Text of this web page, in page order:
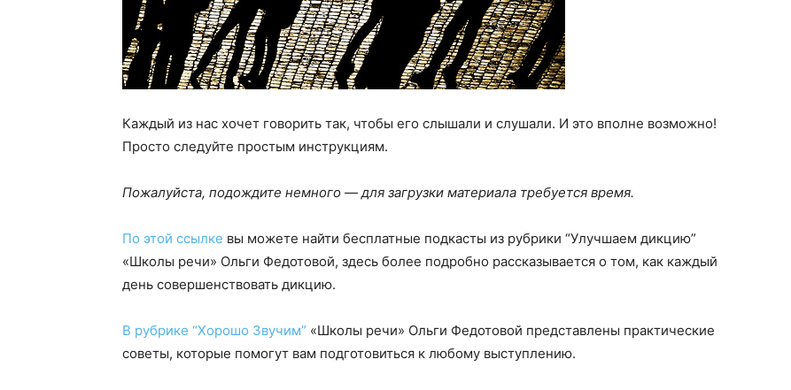
Каждый из нас хочет говорить так, чтобы его слышали и слушали. И это вполне возможно!
Просто следуйте простым инструкциям.
Пожалуйста, подождите немного — для загрузки материала требуется время.
По этой ссылке вы можете найти бесплатные подкасты из рубрики “Улучшаем дикцию”
«Школы речи» Ольги Федотовой, здесь более подробно рассказывается о том, как каждый
день совершенствовать дикцию.
В рубрике “Хорошо Звучим” «Школы речи» Ольги Федотовой представлены практические
советы, которые помогут вам подготовиться к любому выступлению.